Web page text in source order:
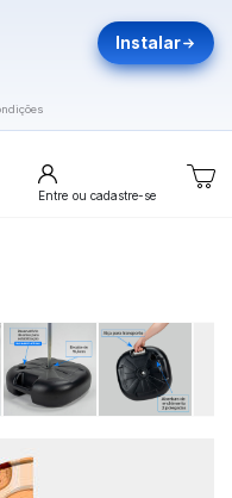
Instalar
Entre ou cadastre-se